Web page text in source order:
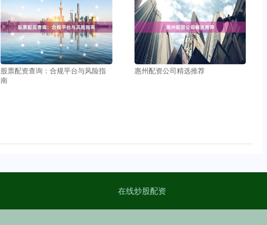
股票配资查询：合规平台与风险指
南
惠州配资公司精选推荐
在线炒股配资